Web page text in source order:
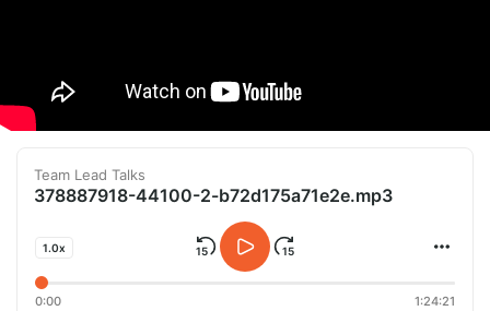
Team Lead Talks
378887918-44100-2-b72d175a71e2e.mp3
1.0x
0:00 1:24:21